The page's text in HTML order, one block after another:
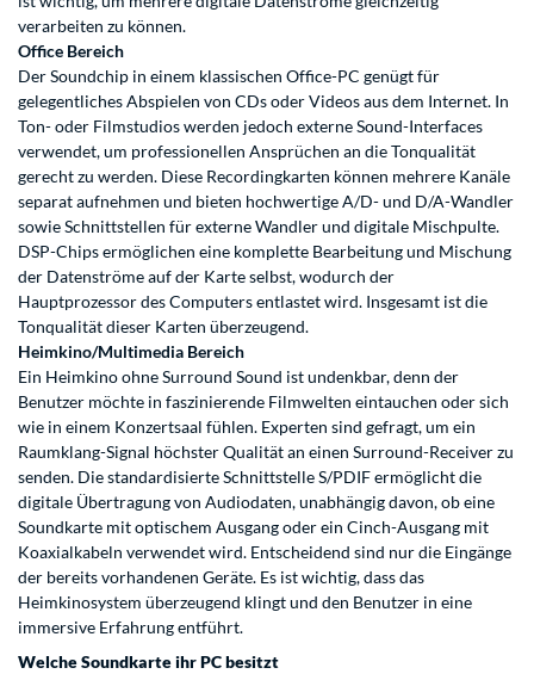
verarbeiten zu können.
Office Bereich
Der Soundchip in einem klassischen Office-PC genügt für
gelegentliches Abspielen von CDs oder Videos aus dem Internet. In
Ton- oder Filmstudios werden jedoch externe Sound-Interfaces
verwendet, um professionellen Ansprüchen an die Tonqualität
gerecht zu werden. Diese Recordingkarten können mehrere Kanäle
separat aufnehmen und bieten hochwertige A/D- und D/A-Wandler
sowie Schnittstellen für externe Wandler und digitale Mischpulte.
DSP-Chips ermöglichen eine komplette Bearbeitung und Mischung
der Datenströme auf der Karte selbst, wodurch der
Hauptprozessor des Computers entlastet wird. Insgesamt ist die
Tonqualität dieser Karten überzeugend.
Heimkino/Multimedia Bereich
Ein Heimkino ohne Surround Sound ist undenkbar, denn der
Benutzer möchte in faszinierende Filmwelten eintauchen oder sich
wie in einem Konzertsaal fühlen. Experten sind gefragt, um ein
Raumklang-Signal höchster Qualität an einen Surround-Receiver zu
senden. Die standardisierte Schnittstelle S/PDIF ermöglicht die
digitale Übertragung von Audiodaten, unabhängig davon, ob eine
Soundkarte mit optischem Ausgang oder ein Cinch-Ausgang mit
Koaxialkabeln verwendet wird. Entscheidend sind nur die Eingänge
der bereits vorhandenen Geräte. Es ist wichtig, dass das
Heimkinosystem überzeugend klingt und den Benutzer in eine
immersive Erfahrung entführt.
Welche Soundkarte ihr PC besitzt